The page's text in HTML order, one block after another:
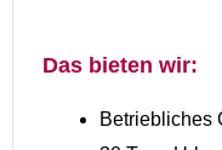
Das bieten wir:
Betriebliches